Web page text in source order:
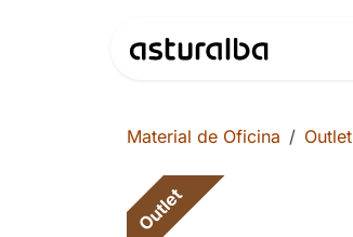
Material de Oficina Outlet
Outlet